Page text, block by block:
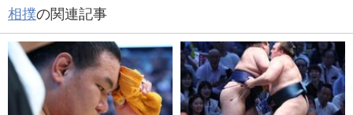
相撲の関連記事